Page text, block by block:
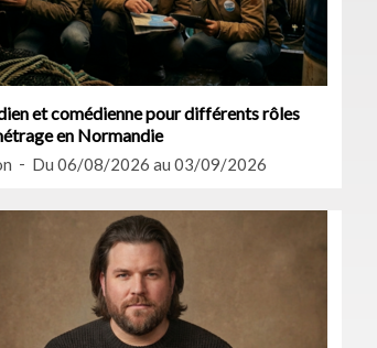
et comédienne pour différents rôles
en Normandie
Du 06/08/2026 au 03/09/2026